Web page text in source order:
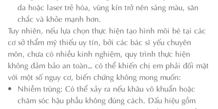
da hoặc laser trẻ hóa, vùng kín trở nên sáng màu, săn
chắc và khỏe mạnh hơn.
Tuy nhiên, nếu lựa chọn thực hiện tạo hình môi bé tại các
cơ sở thẩm mỹ thiếu uy tín, bởi các bác sĩ yếu chuyên
môn, chưa có nhiều kinh nghiệm, quy trình thực hiện
không đảm bảo an toàn… có thể khiến chị em phải đối mặt
với một số nguy cơ, biến chứng không mong muốn:
Nhiễm trùng: Có thể xảy ra nếu khâu vô khuẩn hoặc
chăm sóc hậu phẫu không đúng cách. Dấu hiệu gồm